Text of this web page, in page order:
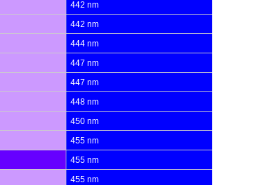
442 nm
442 nm
444 nm
447 nm
447 nm
448 nm
450 nm
455 nm
455 nm
455 nm